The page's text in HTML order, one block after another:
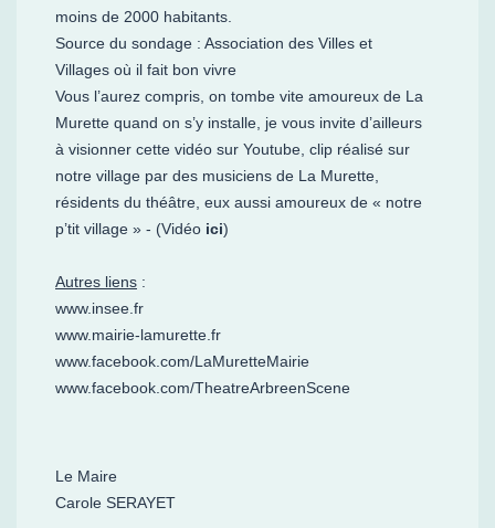
moins de 2000 habitants.
Source du sondage : Association des Villes et
Villages où il fait bon vivre
Vous l’aurez compris, on tombe vite amoureux de La
Murette quand on s’y installe, je vous invite d’ailleurs
à visionner cette vidéo sur Youtube, clip réalisé sur
notre village par des musiciens de La Murette,
résidents du théâtre, eux aussi amoureux de « notre
p’tit village » - (Vidéo ici)
Autres liens :
www.insee.fr
www.mairie-lamurette.fr
www.facebook.com/LaMuretteMairie
www.facebook.com/TheatreArbreenScene
Le Maire
Carole SERAYET